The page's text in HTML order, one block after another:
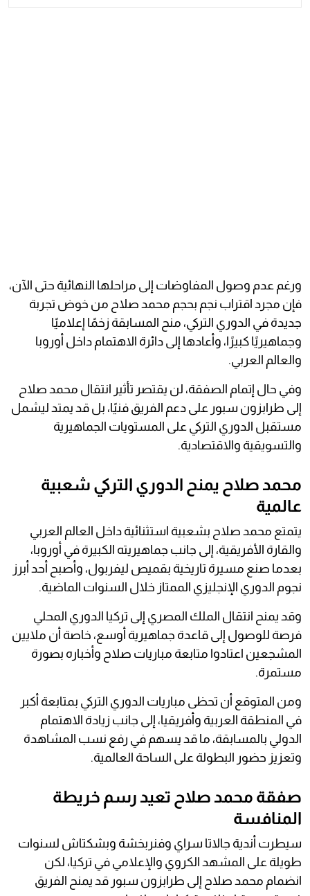
ورغم عدم وصول المفاوضات إلى مراحلها النهائية حتى الآن،
فإن مجرد اقتراب نجم بحجم محمد صلاح من خوض تجربة
جديدة في الدوري التركي، منح المسابقة زخمًا إعلاميًا
وجماهيريًا كبيرًا، وأعادها إلى دائرة الاهتمام داخل أوروبا
والعالم العربي.
وفي حال إتمام الصفقة، لن يقتصر تأثير انتقال محمد صلاح
إلى طرابزون سبور على دعم الفريق فنيًا، بل قد يمتد ليشمل
مستقبل الدوري التركي على المستويات الجماهيرية
والتسويقية والاقتصادية.
محمد صلاح يمنح الدوري التركي شعبية
عالمية
يتمتع محمد صلاح بشعبية استثنائية داخل العالم العربي
والقارة الأفريقية، إلى جانب جماهيريته الكبيرة في أوروبا،
بعدما صنع مسيرة تاريخية بقميص ليفربول، وأصبح أحد أبرز
نجوم الدوري الإنجليزي الممتاز خلال السنوات الماضية.
وقد يمنح انتقال الملك المصري إلى تركيا الدوري المحلي
فرصة للوصول إلى قاعدة جماهيرية أوسع، خاصة أن ملايين
المشجعين اعتادوا متابعة مباريات صلاح وأخباره بصورة
مستمرة.
ومن المتوقع أن تحظى مباريات الدوري التركي بمتابعة أكبر
في المنطقة العربية وأفريقيا، إلى جانب زيادة الاهتمام
الدولي بالمسابقة، ما قد يسهم في رفع نسب المشاهدة
وتعزيز حضور البطولة على الساحة العالمية.
صفقة محمد صلاح تعيد رسم خريطة
المنافسة
سيطرت أندية جالاتا سراي وفنربخشة وبشكتاش لسنوات
طويلة على المشهد الكروي والإعلامي في تركيا، لكن
انضمام محمد صلاح إلى طرابزون سبور قد يمنح الفريق